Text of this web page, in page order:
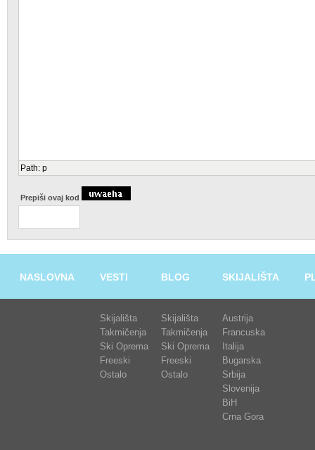
Path: p
Prepiši ovaj kod
NASLOVNA VESTI
Skijališta
Takmičenja
Ski Oprema
Freeski
Ostalo
BLOG
Skijališta
Takmičenja
Ski Oprema
Freeski
Ostalo
SKIJALIŠTA
Austrija
Francuska
Italija
Bugarska
Srbija
Slovenija
BiH
Crna Gora